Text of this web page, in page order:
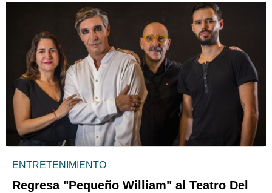
ENTRETENIMIENTO
Regresa "Pequeño William" al Teatro Del